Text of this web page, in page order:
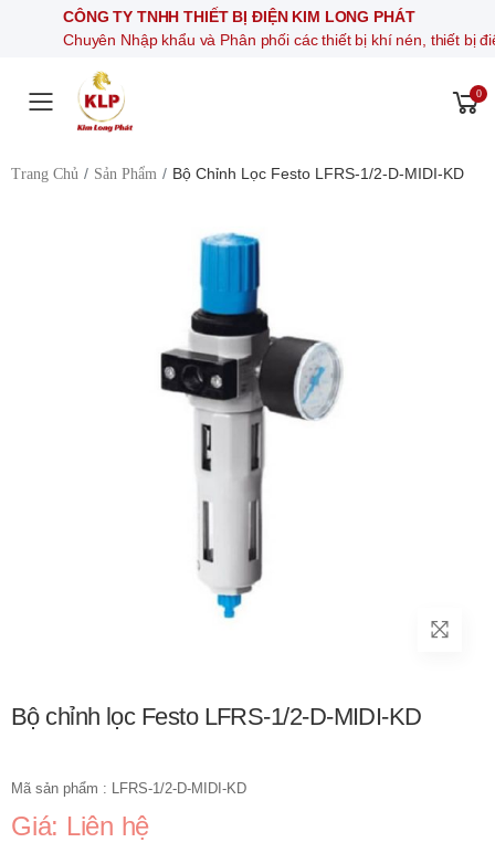
CÔNG TY TNHH THIẾT BỊ ĐIỆN KIM LONG PHÁT
Chuyên Nhập khẩu và Phân phối các thiết bị khí nén, thiết bị điện tự
Toggle mobile menu
0
Trang Chủ Sản Phẩm Bộ Chỉnh Lọc Festo LFRS-1/2-D-MIDI-KD
Bộ chỉnh lọc Festo LFRS-1/2-D-MIDI-KD
Mã sản phẩm : LFRS-1/2-D-MIDI-KD
Giá: Liên hệ